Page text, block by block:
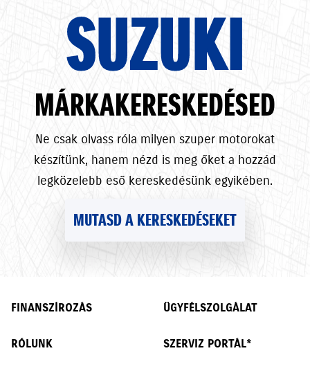
SUZUKI
MÁRKAKERESKEDÉSED
Ne csak olvass róla milyen szuper motorokat
készítünk, hanem nézd is meg őket a hozzád
legközelebb eső kereskedésünk egyikében.
MUTASD A KERESKEDÉSEKET
FINANSZÍROZÁS ÜGYFÉLSZOLGÁLAT
RÓLUNK SZERVIZ PORTÁL*